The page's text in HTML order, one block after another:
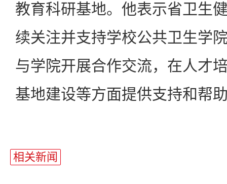
教育科研基地。他表示省卫生
续关注并支持学校公共卫生学
与学院开展合作交流，在人才
基地建设等方面提供支持和帮
相关新闻